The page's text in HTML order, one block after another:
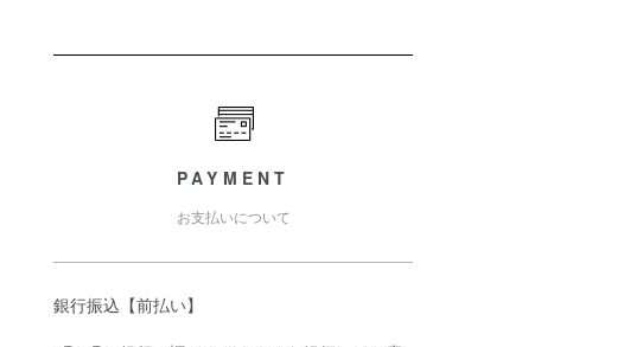
PAYMENT
お支払いについて
銀行振込【前払い】